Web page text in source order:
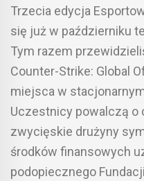
Trzecia edycja
się już w październiku
Tym razem
Counter-Strike: Global
miejsca w
Uczestnicy powalczą o
zwycięskie drużyny
środków finansowych
podopiecznego